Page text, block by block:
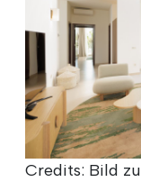
Credits: Bild